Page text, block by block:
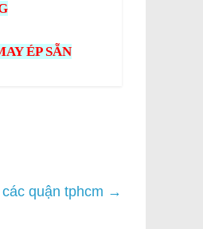
ÉP SẴN
quận tphcm →